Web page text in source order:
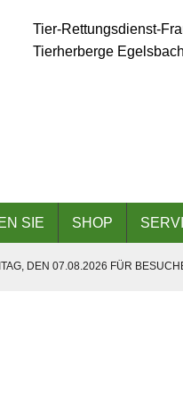
Tier-Rettungsdienst-
Tierherberge
SIE SHOP
DEN 07.08.2026 FÜR
AUFGRUND DER ANGESAGTEN
AM 06.09.2026